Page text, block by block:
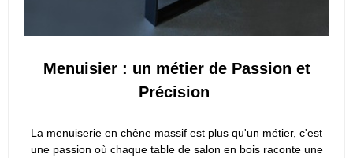
Menuisier : un métier de Passion et
Précision
La menuiserie en chêne massif est plus qu'un métier, c'est
une passion où chaque table de salon en bois raconte une